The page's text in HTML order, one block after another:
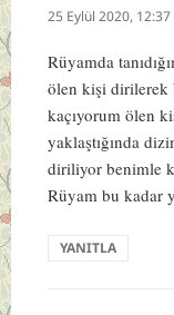
ki:
25 Eylül 2020, 12:37
Rüyamda
ölen kişi dirilerek
kaçıyorum ölen
yaklaştığında
diriliyor benimle
Rüyam bu kadar
YANITLA